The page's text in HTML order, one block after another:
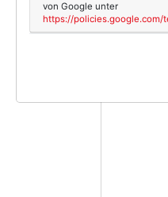
von Google unter
https://policies.google.com/